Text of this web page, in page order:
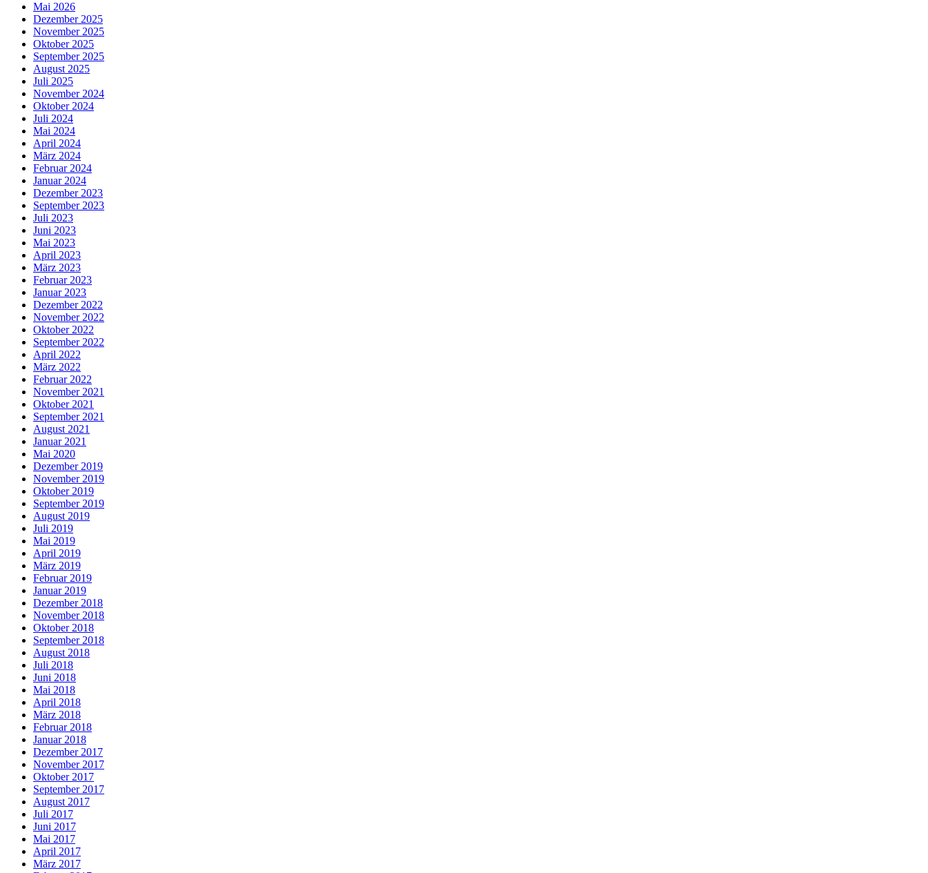
Mai 2026
Dezember 2025
November 2025
Oktober 2025
September 2025
August 2025
Juli 2025
November 2024
Oktober 2024
Juli 2024
Mai 2024
April 2024
März 2024
Februar 2024
Januar 2024
Dezember 2023
September 2023
Juli 2023
Juni 2023
Mai 2023
April 2023
März 2023
Februar 2023
Januar 2023
Dezember 2022
November 2022
Oktober 2022
September 2022
April 2022
März 2022
Februar 2022
November 2021
Oktober 2021
September 2021
August 2021
Januar 2021
Mai 2020
Dezember 2019
November 2019
Oktober 2019
September 2019
August 2019
Juli 2019
Mai 2019
April 2019
März 2019
Februar 2019
Januar 2019
Dezember 2018
November 2018
Oktober 2018
September 2018
August 2018
Juli 2018
Juni 2018
Mai 2018
April 2018
März 2018
Februar 2018
Januar 2018
Dezember 2017
November 2017
Oktober 2017
September 2017
August 2017
Juli 2017
Juni 2017
Mai 2017
April 2017
März 2017